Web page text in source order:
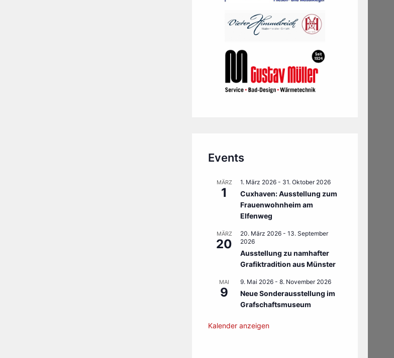
Events
MÄRZ
1
1. März 2026 - 31. Oktober 2026
Cuxhaven: Ausstellung zum
Frauenwohnheim am
Elfenweg
MÄRZ
20
20. März 2026 - 13. September
2026
Ausstellung zu namhafter
Grafiktradition aus Münster
MAI
9
9. Mai 2026 - 8. November 2026
Neue Sonderausstellung im
Grafschaftsmuseum
Kalender anzeigen